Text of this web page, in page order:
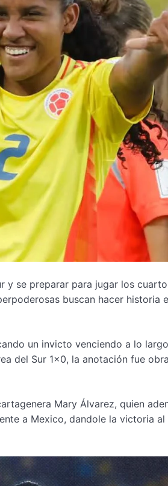
y se preparar para jugar los
buscan hacer historia
un invicto venciendo a lo
del Sur 1×0, la anotación fue
Mary Álvarez, quien
a Mexico, dandole la victoria